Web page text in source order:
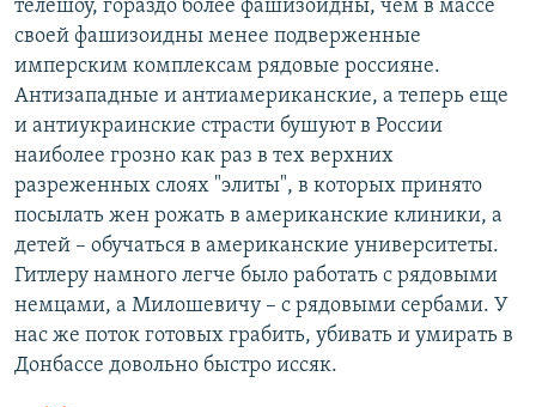
телешоу, гораздо более фашизоидны, чем в массе
своей фашизоидны менее подверженные
имперским комплексам рядовые россияне.
Антизападные и антиамериканские, а теперь еще
и антиукраинские страсти бушуют в России
наиболее грозно как раз в тех верхних
разреженных слоях "элиты", в которых принято
посылать жен рожать в американские клиники, а
детей – обучаться в американские университеты.
Гитлеру намного легче было работать с рядовыми
немцами, а Милошевичу – с рядовыми сербами. У
нас же поток готовых грабить, убивать и умирать в
Донбассе довольно быстро иссяк.